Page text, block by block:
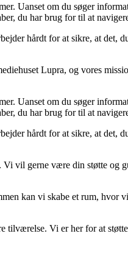
Uanset om du søger
du har brug for til at
hårdt for at sikre, at det,
Lupra, og vores
Uanset om du søger
du har brug for til at
hårdt for at sikre, at det,
vil gerne være din støtte og
kan vi skabe et rum, hvor
tilværelse. Vi er her for at